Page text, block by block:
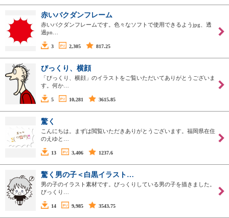
赤いバクダンフレーム
赤いバクダンフレームです。色々なソフトで使用できるようjpg、透
過pn…
3 2,305 817.25
びっくり、横顔
「びっくり、横顔」のイラストをご覧いただいてありがとうございま
す。何か…
5 10,281 3615.85
驚く
こんにちは。まずは閲覧いただきありがとうございます。福岡県在住
のえゆと…
13 3,406 1237.6
驚く男の子＜白黒イラスト…
男の子のイラスト素材です。びっくりしている男の子を描きました。
びっくり…
14 9,985 3543.75